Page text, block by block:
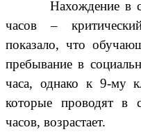
Нахождение в
часов –
показало, что
пребывание в
часа, однако к 9-му
которые проводят в
часов, возрастает.